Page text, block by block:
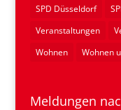
SPD Düsseldorf
Veranstaltungen
Wohnen
Wohnen
Meldungen